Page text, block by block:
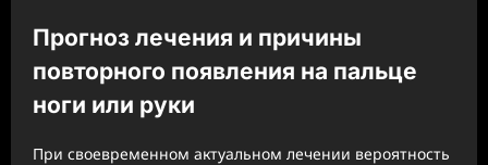
Прогноз лечения и причины
повторного появления на пальце
ноги или руки
При своевременном актуальном лечении вероятность